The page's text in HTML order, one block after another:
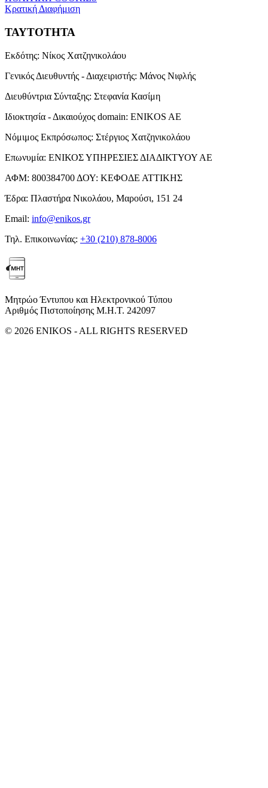
Κρατική Διαφήμιση
ΤΑΥΤΟΤΗΤΑ
Εκδότης: Νίκος Χατζηνικολάου
Γενικός Διευθυντής - Διαχειριστής: Μάνος Νιφλής
Διευθύντρια Σύνταξης: Στεφανία Κασίμη
Ιδιοκτησία - Δικαιούχος domain: ENIKOS AE
Νόμιμος Εκπρόσωπος: Στέργιος Χατζηνικολάου
Επωνυμία: ΕΝΙΚΟΣ ΥΠΗΡΕΣΙΕΣ ΔΙΑΔΙΚΤΥΟΥ ΑΕ
ΑΦΜ: 800384700 ΔΟΥ: ΚΕΦΟΔΕ ΑΤΤΙΚΗΣ
Έδρα: Πλαστήρα Νικολάου, Μαρούσι, 151 24
Email: info@enikos.gr
Τηλ. Επικοινωνίας: +30 (210) 878-8006
Μητρώο Έντυπου και Ηλεκτρονικού Τύπου
Αριθμός Πιστοποίησης Μ.Η.Τ. 242097
© 2026 ENIKOS - ALL RIGHTS RESERVED